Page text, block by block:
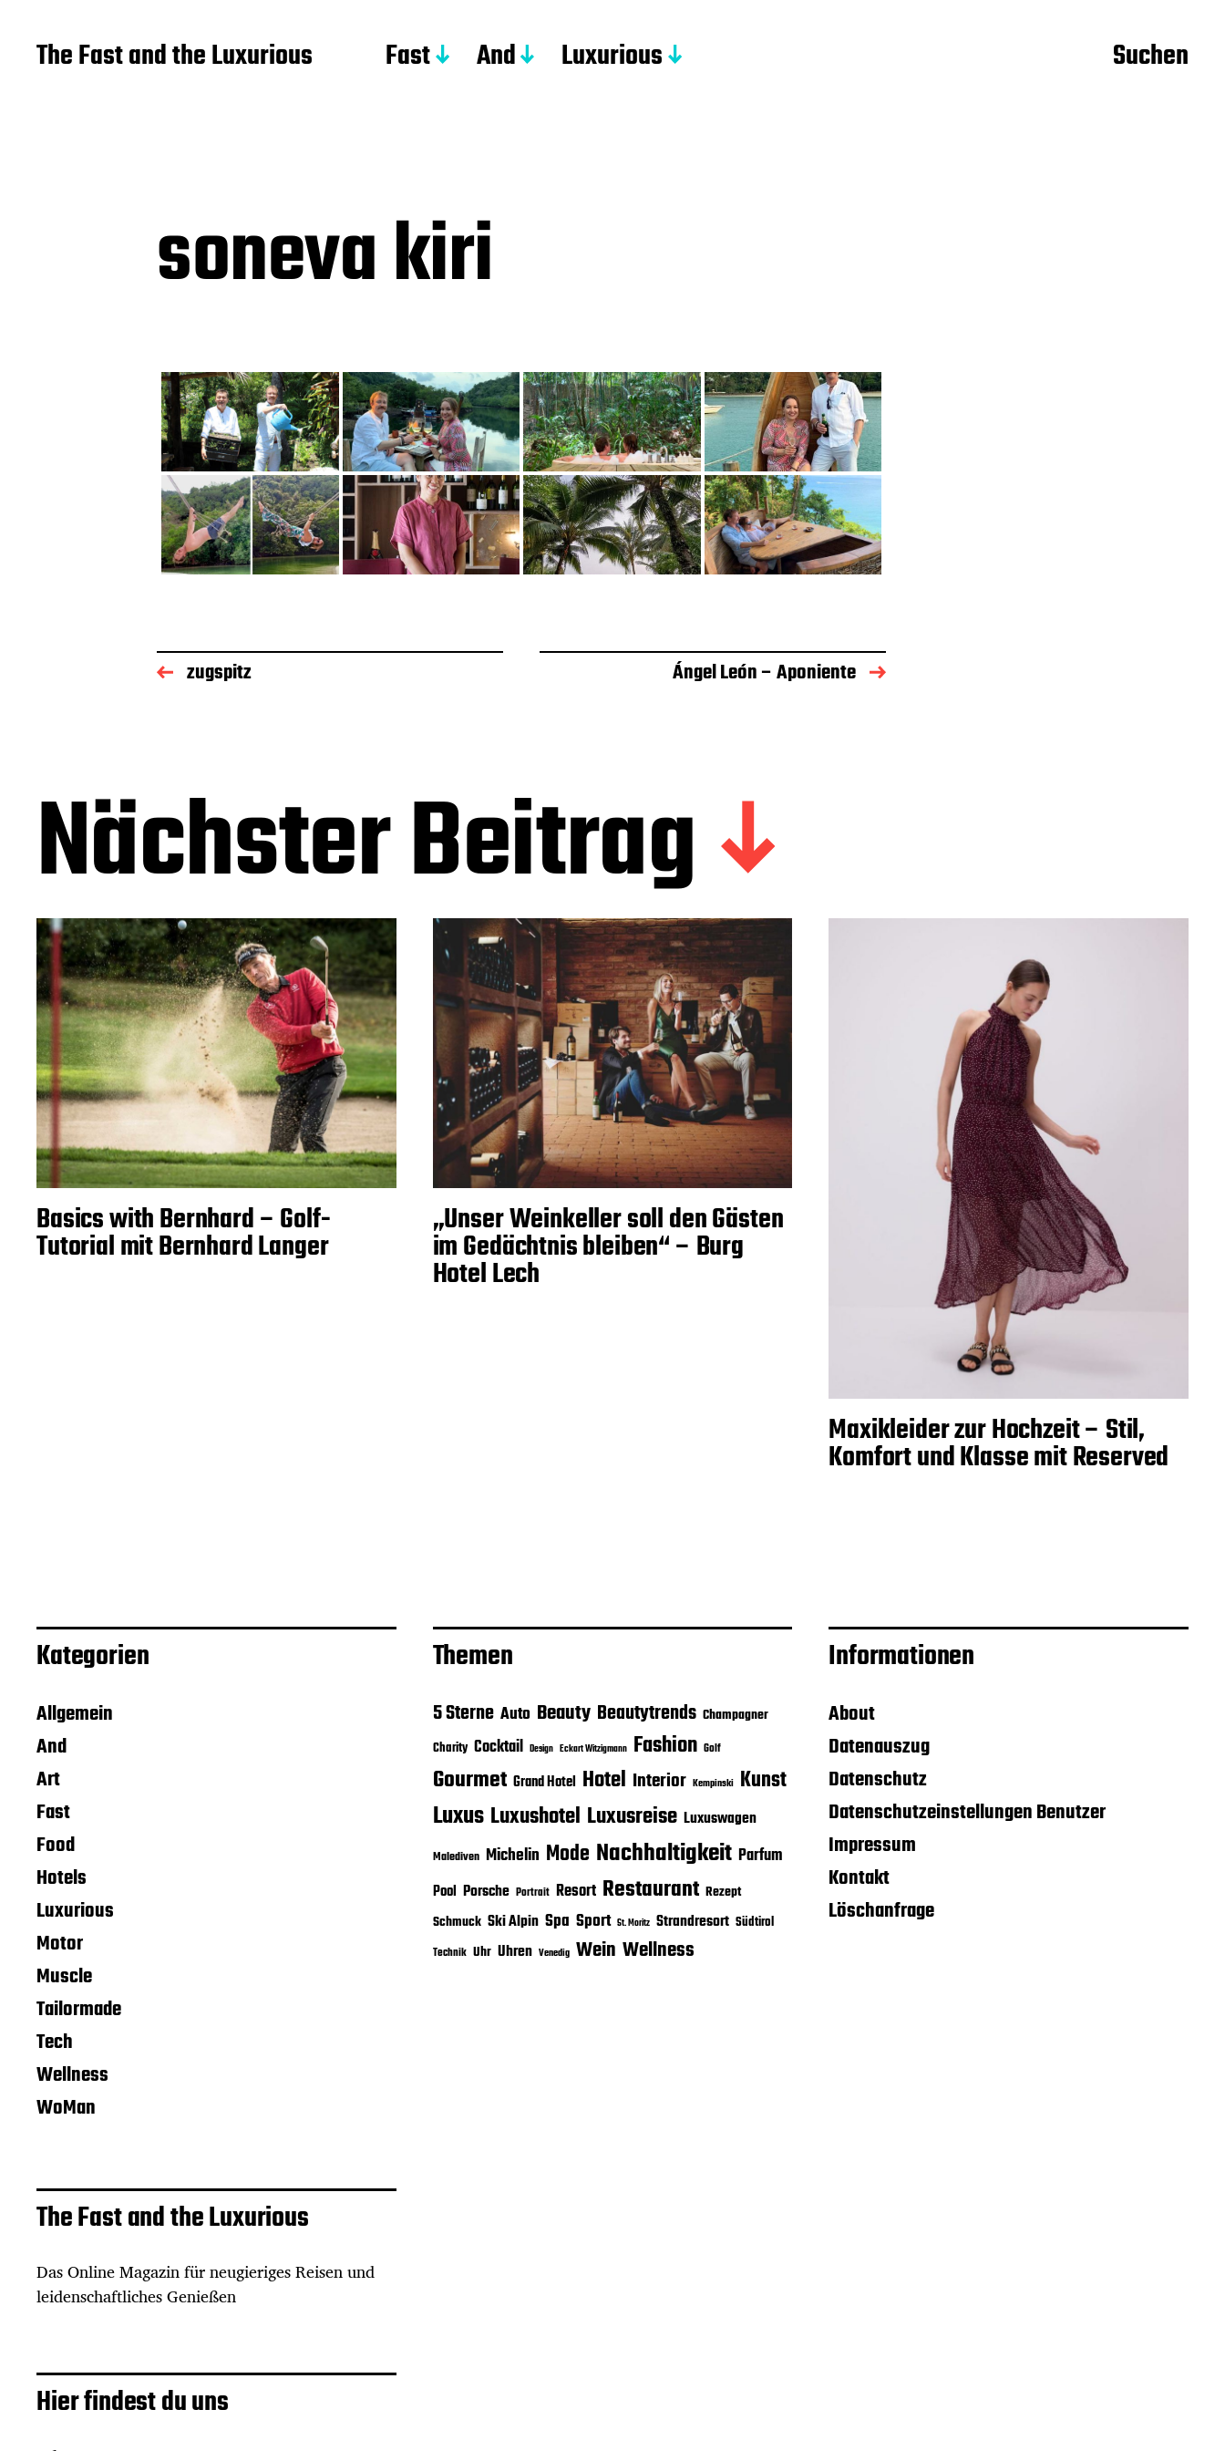
The Fast and the Luxurious Fast And Luxurious Suchen
soneva kiri
zugspitz Ángel León – Aponiente
Nächster Beitrag
Basics with Bernhard – Golf-
Tutorial mit Bernhard Langer
„Unser Weinkeller soll den Gästen
im Gedächtnis bleiben“ – Burg
Hotel Lech
Maxikleider zur Hochzeit – Stil,
Komfort und Klasse mit Reserved
Kategorien
Allgemein
And
Art
Fast
Food
Hotels
Luxurious
Motor
Muscle
Tailormade
Tech
Wellness
WoMan
The Fast and the Luxurious
Das Online Magazin für neugieriges Reisen und
leidenschaftliches Genießen
Hier findest du uns
Themen
5 Sterne Auto Beauty Beautytrends Champagner
Charity Cocktail Design Eckart Witzigmann Fashion Golf
Gourmet Grand Hotel Hotel Interior Kempinski Kunst
Luxus Luxushotel Luxusreise Luxuswagen
Malediven Michelin Mode Nachhaltigkeit Parfum
Pool Porsche Portrait Resort Restaurant Rezept
Schmuck Ski Alpin Spa Sport St. Moritz Strandresort Südtirol
Technik Uhr Uhren Venedig Wein Wellness
Informationen
About
Datenauszug
Datenschutz
Datenschutzeinstellungen Benutzer
Impressum
Kontakt
Löschanfrage